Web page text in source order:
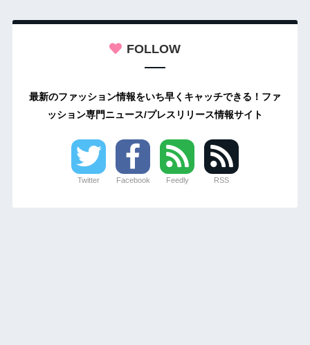
FOLLOW
最新のファッション情報をいち早くキャッチできる！ファ
ッション専門ニュース/プレスリリース情報サイト
Twitter Facebook Feedly RSS